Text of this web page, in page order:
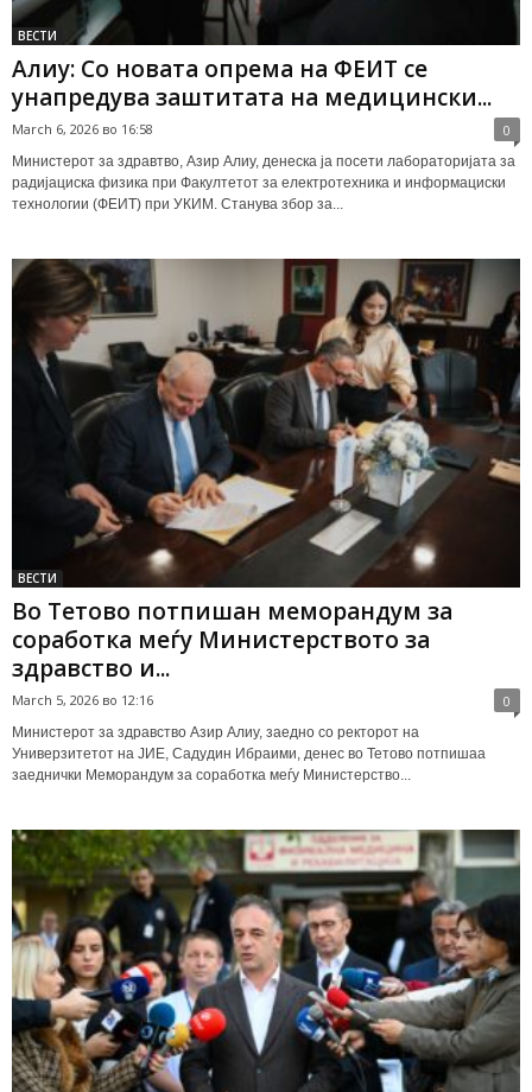
ВЕСТИ
Алиу: Со новата опрема на ФЕИТ се
унапредува заштитата на медицински...
March 6, 2026 во 16:58 0
Министерот за здравтво, Азир Алиу, денеска ја посети лабораторијата за
радијациска физика при Факултетот за електротехника и информациски
технологии (ФЕИТ) при УКИМ. Станува збор за...
ВЕСТИ
Во Тетово потпишан меморандум за
соработка меѓу Министерството за
здравство и...
March 5, 2026 во 12:16 0
Министерот за здравство Азир Алиу, заедно со ректорот на
Универзитетот на ЈИЕ, Садудин Ибраими, денес во Тетово потпишаа
заеднички Меморандум за соработка меѓу Министерство...